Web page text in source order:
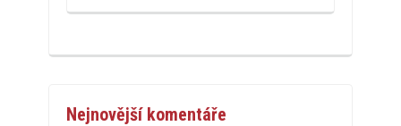
Nejnovější komentáře